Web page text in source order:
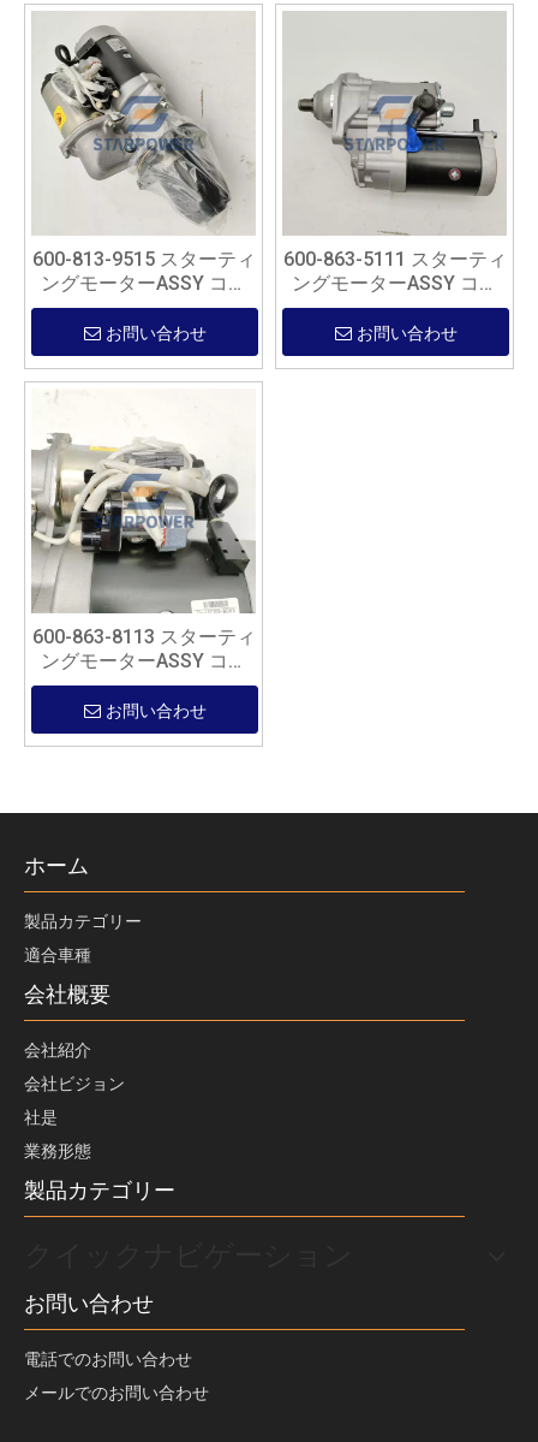
600-813-9515 スターティ
ングモーターASSY コマ
ツ純正部品
お問い合わせ
600-863-5111 スターティ
ングモーターASSY コマ
ツ純正部品
お問い合わせ
600-863-8113 スターティ
ングモーターASSY コマ
ツ純正部品
お問い合わせ
ホーム
製品カテゴリー
適合車種
会社概要
会社紹介
会社ビジョン
社是
業務形態
製品カテゴリー
お問い合わせ
電話でのお問い合わせ
メールでのお問い合わせ